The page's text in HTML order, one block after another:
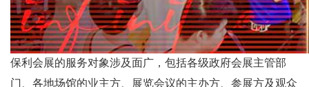
保利会展的服务对象涉及面广，包括各级政府会展主管部
门、各地场馆的业主方、展览会议的主办方、参展方及观众